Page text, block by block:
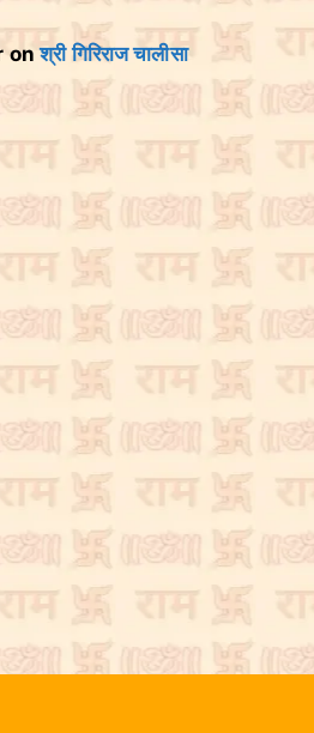
onश्री गिरिराज चालीसा